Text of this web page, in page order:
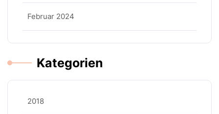
Februar 2024
Kategorien
2018